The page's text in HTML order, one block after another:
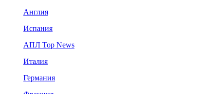
Англия
Испания
АПЛ Top News
Италия
Германия